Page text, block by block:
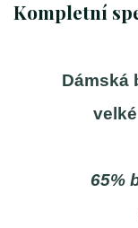
Kompletní
Dámská
65%